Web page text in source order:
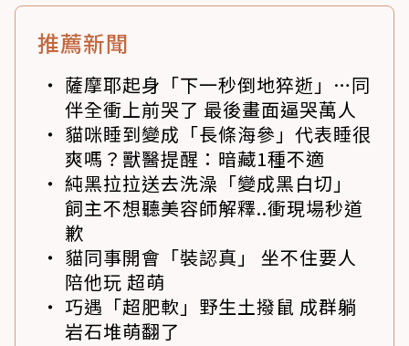
推薦新聞
薩摩耶起身「下一秒倒地猝逝」…同
伴全衝上前哭了 最後畫面逼哭萬人
貓咪睡到變成「長條海參」代表睡很
爽嗎？獸醫提醒：暗藏1種不適
純黑拉拉送去洗澡「變成黑白切」
飼主不想聽美容師解釋..衝現場秒道
歉
貓同事開會「裝認真」 坐不住要人
陪他玩 超萌
巧遇「超肥軟」野生土撥鼠 成群躺
岩石堆萌翻了